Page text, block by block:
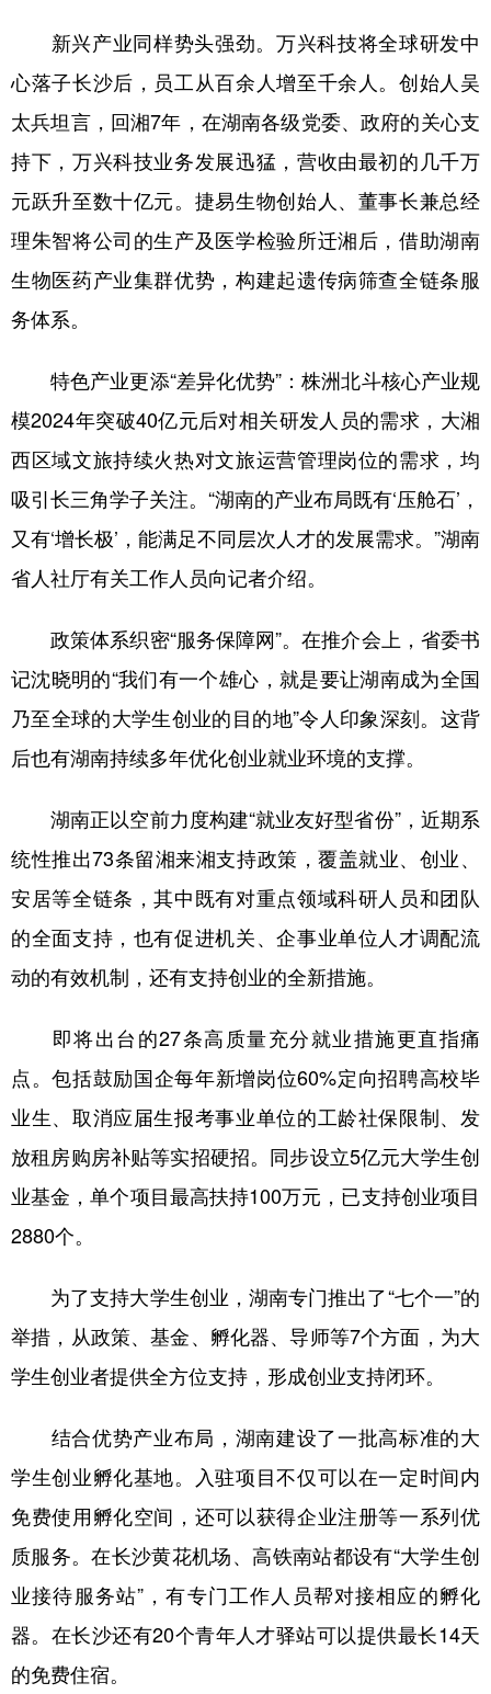
新兴产业同样势头强劲。万兴科技将全球研发中
心落子长沙后，员工从百余人增至千余人。创始人吴
太兵坦言，回湘7年，在湖南各级党委、政府的关心支
持下，万兴科技业务发展迅猛，营收由最初的几千万
元跃升至数十亿元。捷易生物创始人、董事长兼总经
理朱智将公司的生产及医学检验所迁湘后，借助湖南
生物医药产业集群优势，构建起遗传病筛查全链条服
务体系。
特色产业更添“差异化优势”：株洲北斗核心产业规
模2024年突破40亿元后对相关研发人员的需求，大湘
西区域文旅持续火热对文旅运营管理岗位的需求，均
吸引长三角学子关注。“湖南的产业布局既有‘压舱石’，
又有‘增长极’，能满足不同层次人才的发展需求。”湖南
省人社厅有关工作人员向记者介绍。
政策体系织密“服务保障网”。在推介会上，省委书
记沈晓明的“我们有一个雄心，就是要让湖南成为全国
乃至全球的大学生创业的目的地”令人印象深刻。这背
后也有湖南持续多年优化创业就业环境的支撑。
湖南正以空前力度构建“就业友好型省份”，近期系
统性推出73条留湘来湘支持政策，覆盖就业、创业、
安居等全链条，其中既有对重点领域科研人员和团队
的全面支持，也有促进机关、企事业单位人才调配流
动的有效机制，还有支持创业的全新措施。
即将出台的27条高质量充分就业措施更直指痛
点。包括鼓励国企每年新增岗位60%定向招聘高校毕
业生、取消应届生报考事业单位的工龄社保限制、发
放租房购房补贴等实招硬招。同步设立5亿元大学生创
业基金，单个项目最高扶持100万元，已支持创业项目
2880个。
为了支持大学生创业，湖南专门推出了“七个一”的
举措，从政策、基金、孵化器、导师等7个方面，为大
学生创业者提供全方位支持，形成创业支持闭环。
结合优势产业布局，湖南建设了一批高标准的大
学生创业孵化基地。入驻项目不仅可以在一定时间内
免费使用孵化空间，还可以获得企业注册等一系列优
质服务。在长沙黄花机场、高铁南站都设有“大学生创
业接待服务站”，有专门工作人员帮对接相应的孵化
器。在长沙还有20个青年人才驿站可以提供最长14天
的免费住宿。